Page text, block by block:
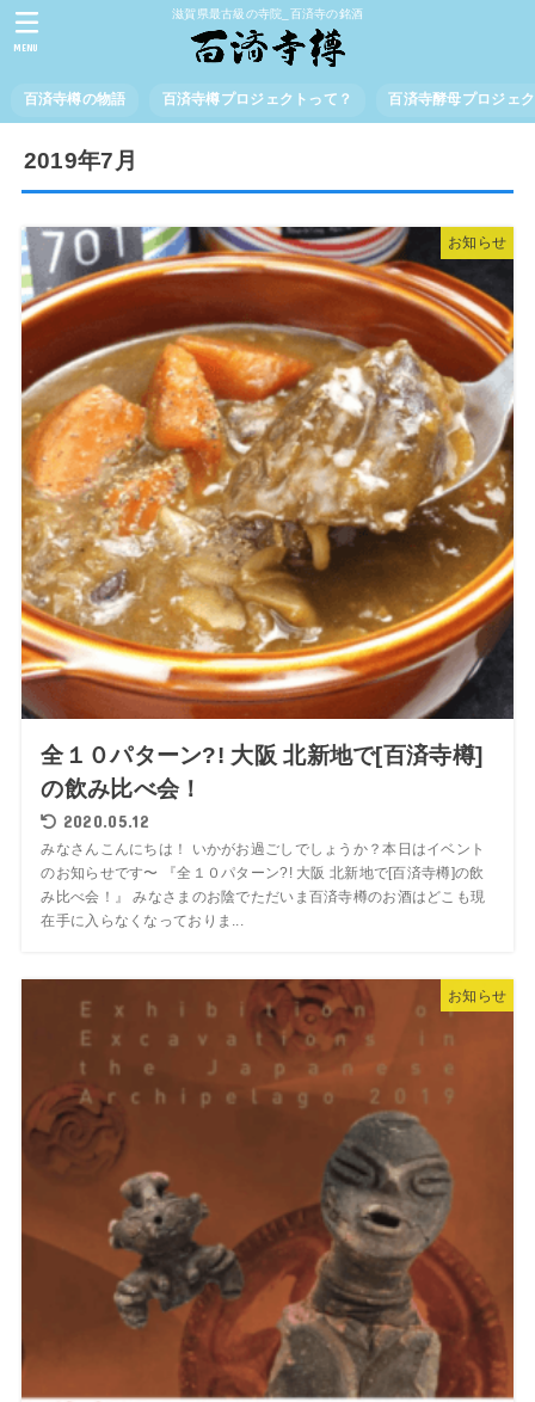
滋賀県最古級の寺院_百済寺の銘酒
百済寺樽の物語 百済寺樽プロジェクトって？ 百済寺酵母プロジェ
MENU
2019年7月
お知らせ
全１０パターン?! 大阪 北新地で[百済寺樽]
の飲み比べ会！
2020.05.12
みなさんこんにちは！ いかがお過ごしでしょうか？本日はイベント
のお知らせです〜 『全１０パターン?! 大阪 北新地で[百済寺樽]の飲
み比べ会！』 みなさまのお陰でただいま百済寺樽のお酒はどこも現
在手に入らなくなっておりま...
お知らせ